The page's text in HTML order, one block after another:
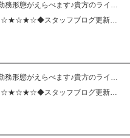
当社は3種類の勤務形態がえらべます♪貴方のライフスタイルに合わせて働いて下さい！
★☆★☆★☆★☆★☆★☆◆スタッフブログ更新中◆http://bit.ly/1iQ8S7j▲▲▲CHECK▲▲▲★☆★☆★☆★☆★☆★☆1.WEBスタッフ2.カメラマン3.デザイナー4.システムエンジニア雇用形態：社員給与：月給18万円～40万円スタート＋能力給新事業開拓の為大・大・大募集!!!!!もちろん風俗未経験の方でも大丈夫です！経験者ならもちろん即採用！！業界のカメラマンやデザイナーでなくても技術がある方でしたら大歓迎です！！スキルを身につけて新しい可能性を見出しませんか！？【応募資格】●WEBスタッフ・WEBサイト制作実務経験1年以上の方・W3Cに応じた検索エンジンに好まれるHTML、CSSのコーディング技術必須・PhotoShop/Illustrator/Flash/Dreamweaverなどのソフトウェア使用経験者。●カメラマン応募資格・20歳～40歳位迄・社会常識の有る方・やる気の有る方・カメラマン経験者、またはアシスタント経験者の方。・基本的なPhoto技術のある方。●デザイナー・Webデザイン・ FLASH作成 WEBサイトのトップページデザイン及び、各ページのデザイン、ロゴ作成、などデザイン・ライティングに自信がある方からのご応募をお待ちしております。●システムエンジニア・プログラミングの実務経験1年以上の方・サーバー管理経験者の方・PHP、JavaScript、CGI、Flash ActionScriptによるプログラミング。VBやVC、ASP等によるアプリケーション開発を行える方のご応募をお待ちしております。